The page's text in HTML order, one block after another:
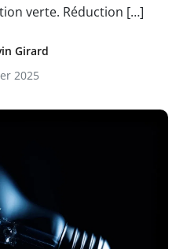
verte. Réduction […]
Girard
2025